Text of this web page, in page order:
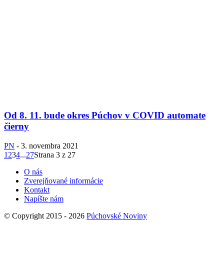
Od 8. 11. bude okres Púchov v COVID automate
čierny
PN - 3. novembra 2021
1 234...27Strana 3 z 27
O nás
Zverejňované informácie
Kontakt
Napíšte nám
© Copyright 2015 - 2026 Púchovské Noviny